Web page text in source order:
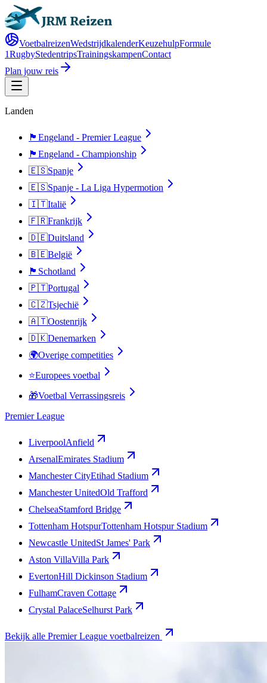
VoetbalreizenWedstrijdkalenderKeuzehulpFormule
1RugbyStedentripsTrainingskampenContact
Plan jouw reis
Landen
🏴󠁧󠁢󠁥󠁮󠁧󠁿 Engeland - Premier League
🏴󠁧󠁢󠁥󠁮󠁧󠁿 Engeland - Championship
🇪🇸Spanje
🇪🇸Spanje - La Liga Hypermotion
🇮🇹Italië
🇫🇷Frankrijk
🇩🇪Duitsland
🇧🇪België
🏴󠁧󠁢󠁳󠁣󠁴󠁿 Schotland
🇵🇹Portugal
🇨🇿Tsjechië
🇦🇹Oostenrijk
🇩🇰Denemarken
🌍Overige competities
⭐Europees voetbal
🎁Voetbal Verrassingsreis
Premier League
LiverpoolAnfield
ArsenalEmirates Stadium
Manchester CityEtihad Stadium
Manchester UnitedOld Trafford
ChelseaStamford Bridge
Tottenham HotspurTottenham Hotspur Stadium
Newcastle UnitedSt James' Park
Aston VillaVilla Park
EvertonHill Dickinson Stadium
FulhamCraven Cottage
Crystal PalaceSelhurst Park
Bekijk alle Premier League voetbalreizen